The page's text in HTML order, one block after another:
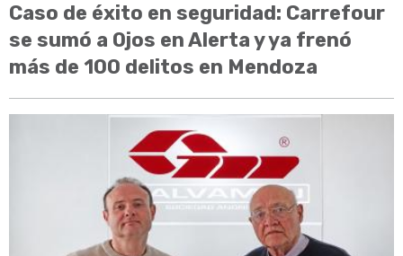
Caso de éxito en seguridad: Carrefour
se sumó a Ojos en Alerta y ya frenó
más de 100 delitos en Mendoza